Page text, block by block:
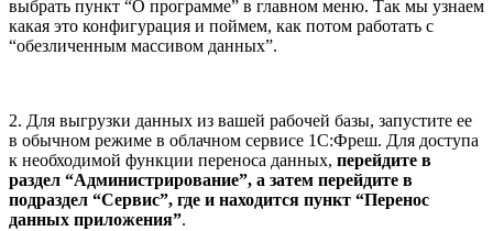
выбрать пункт “О программе” в главном меню. Так мы узнаем
какая это конфигурация и поймем, как потом работать с
“обезличенным массивом данных”.
2. Для выгрузки данных из вашей рабочей базы, запустите ее
в обычном режиме в облачном сервисе 1С:Фреш. Для доступа
к необходимой функции переноса данных, перейдите в
раздел “Администрирование”, а затем перейдите в
подраздел “Сервис”, где и находится пункт “Перенос
данных приложения”.